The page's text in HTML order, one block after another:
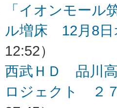
「イオンモー
ル増床 12月8
12:52）
西武ＨＤ 品川
ロジェクト ２